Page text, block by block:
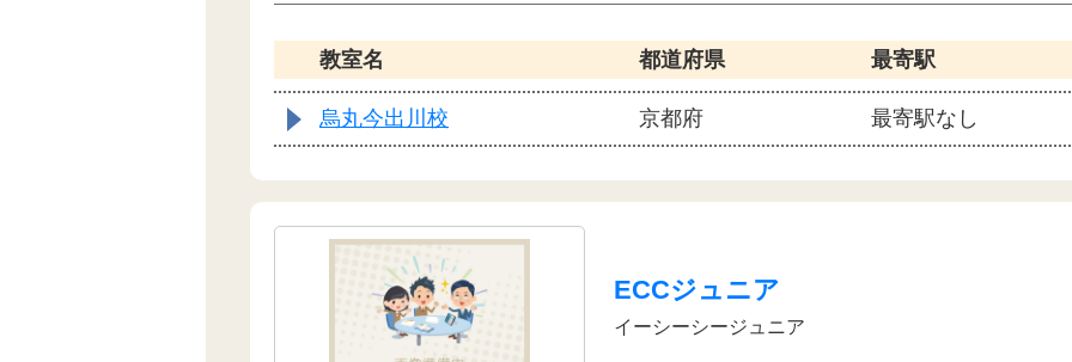
教室名 都道府県 最寄駅
烏丸今出川校 京都府 最寄駅なし
ECCジュニア
イーシーシージュニア